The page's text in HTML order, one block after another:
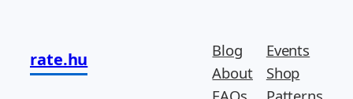
rate.hu
Blog
About
Events
Shop